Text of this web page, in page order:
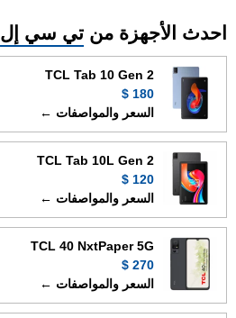
احدث الأجهزة من تي سي إل
TCL Tab 10 Gen 2
180 $
السعر والمواصفات ←
TCL Tab 10L Gen 2
120 $
السعر والمواصفات ←
TCL 40 NxtPaper 5G
270 $
السعر والمواصفات ←